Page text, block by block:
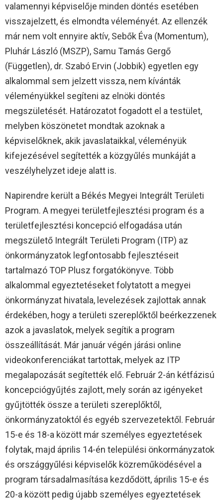
valamennyi képviselője minden döntés esetében
visszajelzett, és elmondta véleményét. Az ellenzék
már nem volt ennyire aktív, Sebők Éva (Momentum),
Pluhár László (MSZP), Samu Tamás Gergő
(Független), dr. Szabó Ervin (Jobbik) egyetlen egy
alkalommal sem jelzett vissza, nem kívánták
véleményükkel segíteni az elnöki döntés
megszületését. Határozatot fogadott el a testület,
melyben köszönetet mondtak azoknak a
képviselőknek, akik javaslataikkal, véleményük
kifejezésével segítették a közgyűlés munkáját a
veszélyhelyzet ideje alatt is.
Napirendre került a Békés Megyei Integrált Területi
Program. A megyei területfejlesztési program és a
területfejlesztési koncepció elfogadása után
megszülető Integrált Területi Program (ITP) az
önkormányzatok legfontosabb fejlesztéseit
tartalmazó TOP Plusz forgatókönyve. Több
alkalommal egyeztetéseket folytatott a megyei
önkormányzat hivatala, levelezések zajlottak annak
érdekében, hogy a területi szereplőktől beérkezzenek
azok a javaslatok, melyek segítik a program
összeállítását. Már január végén járási online
videokonferenciákat tartottak, melyek az ITP
megalapozását segítették elő. Február 2-án kétfázisú
koncepciógyűjtés zajlott, mely során az igényeket
gyűjtötték össze a területi szereplőktől,
önkormányzatoktól és egyéb szervezetektől. Február
15-e és 18-a között már személyes egyeztetések
folytak, majd április 14-én települési önkormányzatok
és országgyűlési képviselők közreműködésével a
program társadalmasítása kezdődött, április 15-e és
20-a között pedig újabb személyes egyeztetések